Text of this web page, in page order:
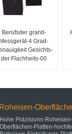
Berufsder granit-
Messgerät-4 Grad-
Gesichts-
der Flachheits-00
Roheisen-
Hohe Präzisions-Roheisen-
Oberflächen-Platten-